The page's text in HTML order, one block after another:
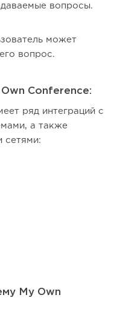
вопросы.
может
вопрос.
Conference:
ряд интеграций с
а также
сетями:
My Own